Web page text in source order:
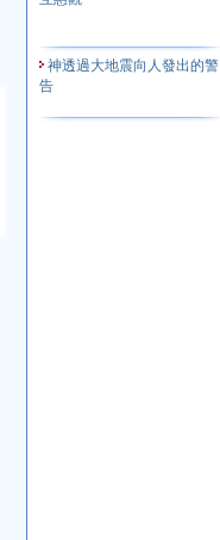
神透過大地震向人發出的警
告